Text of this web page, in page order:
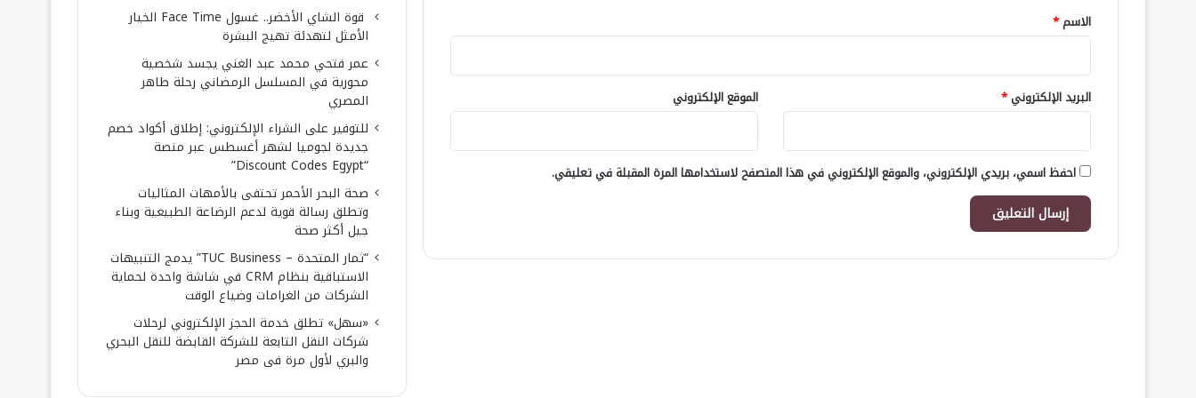
*
الاسم*
البريد الإلكتروني* الموقع الإلكتروني
احفظ اسمي، بريدي الإلكتروني، والموقع الإلكتروني في هذا المتصفح لاستخدامها المرة المقبلة في تعليقي.
قوة الشاي الأخضر.. غسول Face Time الخيار
الأمثل لتهدئة تهيج البشرة
عمر فتحي محمد عبد الغني يجسد شخصية
محورية في المسلسل الرمضاني رحلة طاهر
المصري
للتوفير على الشراء الإلكتروني: إطلاق أكواد خصم
جديدة لجوميا لشهر أغسطس عبر منصة
“Discount Codes Egypt”
صحة البحر الأحمر تحتفى بالأمهات المثاليات
وتطلق رسالة قوية لدعم الرضاعة الطبيعية وبناء
جيل أكثر صحة
“ثمار المتحدة – TUC Business” يدمج التنبيهات
الاستباقية بنظام CRM في شاشة واحدة لحماية
الشركات من الغرامات وضياع الوقت
«سهل» تطلق خدمة الحجز الإلكتروني لرحلات
شركات النقل التابعة للشركة القابضة للنقل البحري
والبري لأول مرة فى مصر